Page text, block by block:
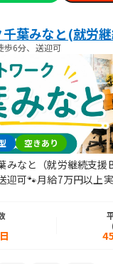
千葉みなと(就労
歩6分、送迎可
空きあり
みなと（就労継続支援
迎可🐾月給7万円以上